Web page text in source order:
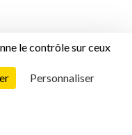
le contrôle sur ceux
Personnaliser